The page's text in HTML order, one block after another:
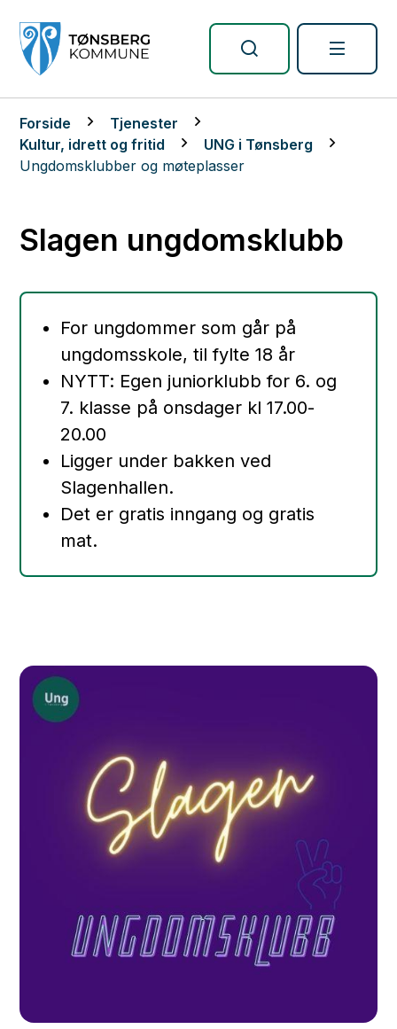
Du er her:
Forside
Tjenester
Kultur, idrett og fritid
UNG i Tønsberg
Ungdomsklubber og møteplasser
Slagen ungdomsklubb
For ungdommer som går på
ungdomsskole, til fylte 18 år
NYTT: Egen juniorklubb for 6. og
7. klasse på onsdager kl 17.00-
20.00
Ligger under bakken ved
Slagenhallen.
Det er gratis inngang og gratis
mat.